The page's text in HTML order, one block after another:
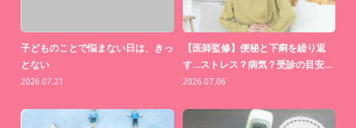
子どものことで悩まない日は、きっ
とない
2026.07.21
【医師監修】便秘と下痢を繰り返
す…ストレス？病気？受診の目安…
2026.07.06